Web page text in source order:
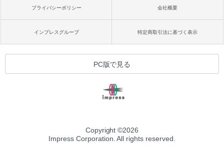
プライバシーポリシー 会社概要
インプレスグループ 特定商取引法に基づく表示
PC版で見る
Copyright ©2026
Impress Corporation. All rights reserved.